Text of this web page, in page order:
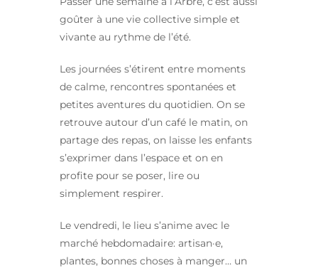
goûter à une vie collective simple et
vivante au rythme de l’été.
Les journées s’étirent entre moments
de calme, rencontres spontanées et
petites aventures du quotidien. On se
retrouve autour d’un café le matin, on
partage des repas, on laisse les enfants
s’exprimer dans l’espace et on en
profite pour se poser, lire ou
simplement respirer.
Le vendredi, le lieu s’anime avec le
marché hebdomadaire: artisan·e,
plantes, bonnes choses à manger… un